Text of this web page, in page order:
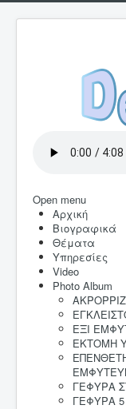
Open menu
Αρχική
Βιογραφικά
Θέματα
Υπηρεσίες
Video
Photo Album
ΕΞΙ
ΕΚΤΟΜΗ
ΓΕΦΥΡΑ
ΓΕΦΥΡΑ